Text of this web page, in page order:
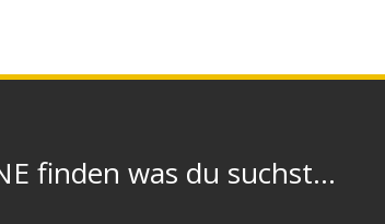
finden was du suchst...